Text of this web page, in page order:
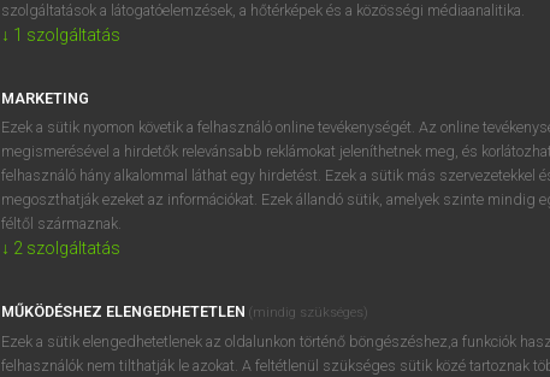
VAN ELŐFIZETÉSED?
megtekintéséhez.
BELÉPÉS
próbaverziójának
regisztrálok ésbelépek.
REGISZTRÁCIÓ
szolgáltatások a látogatóelemzések, a hőtérképek és a közösségi médiaanalitika.
↓ 1 szolgáltatás
MARKETING
Ezek a sütik nyomon követik a felhasználó online tevékenységét. Az online
megismerésével a hirdetők relevánsabb reklámokat jeleníthetnek meg, és
felhasználó hány alkalommal láthat egy hirdetést. Ezek a sütik más szervezetekkel
megoszthatják ezeket az információkat. Ezek állandó sütik, amelyek szinte mindig
féltől származnak.
↓ 2 szolgáltatás
MŰKÖDÉSHEZ ELENGEDHETETLEN (mindig szükséges)
Ezek a sütik elengedhetetlenek az oldalunkon történő böngészéshez,a funkciók
felhasználók nem tilthatják le azokat. A feltétlenül szükséges sütik közé tartoznak